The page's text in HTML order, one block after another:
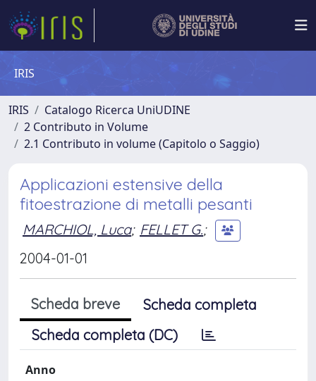
IRIS
IRIS
Catalogo Ricerca UniUDINE
2 Contributo in Volume
2.1 Contributo in volume (Capitolo o Saggio)
Applicazioni estensive della
fitoestrazione di metalli pesanti
MARCHIOL, Luca; FELLET G.;
2004-01-01
Scheda breve
Scheda completa
Scheda completa (DC)
Anno